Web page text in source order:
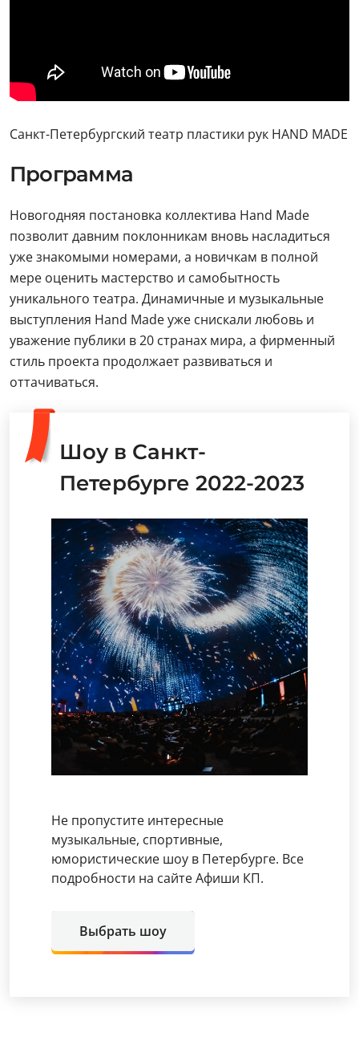
Санкт-Петербургский театр пластики рук HAND MADE
Программа
Новогодняя постановка коллектива Hand Made
позволит давним поклонникам вновь насладиться
уже знакомыми номерами, а новичкам в полной
мере оценить мастерство и самобытность
уникального театра. Динамичные и музыкальные
выступления Hand Made уже снискали любовь и
уважение публики в 20 странах мира, а фирменный
стиль проекта продолжает развиваться и
оттачиваться.
Шоу в Санкт-
Петербурге 2022-2023
Не пропустите интересные
музыкальные, спортивные,
юмористические шоу в Петербурге. Все
подробности на сайте Афиши КП.
Выбрать шоу